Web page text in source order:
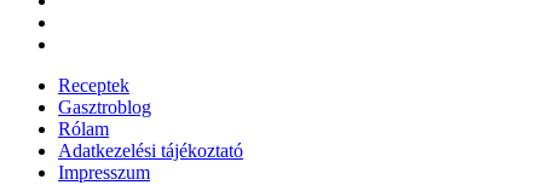
Receptek
Gasztroblog
Rólam
Adatkezelési tájékoztató
Impresszum